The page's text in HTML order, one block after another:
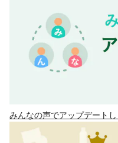
みんなの声でアップデート